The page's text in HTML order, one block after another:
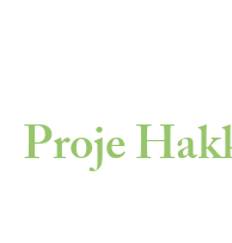
Proje